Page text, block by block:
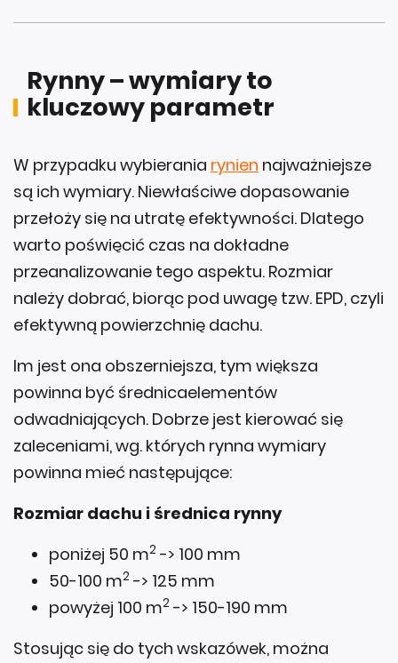
Rynny – wymiary to
kluczowy parametr
W przypadku wybierania rynien najważniejsze
są ich wymiary. Niewłaściwe dopasowanie
przełoży się na utratę efektywności. Dlatego
warto poświęcić czas na dokładne
przeanalizowanie tego aspektu. Rozmiar
należy dobrać, biorąc pod uwagę tzw. EPD, czyli
efektywną powierzchnię dachu.
Im jest ona obszerniejsza, tym większa
powinna być średnicaelementów
odwadniających. Dobrze jest kierować się
zaleceniami, wg. których rynna wymiary
powinna mieć następujące:
Rozmiar dachu i średnica rynny
poniżej 50 m2 -> 100 mm
50-100 m2 -> 125 mm
powyżej 100 m2 -> 150-190 mm
Stosując się do tych wskazówek, można